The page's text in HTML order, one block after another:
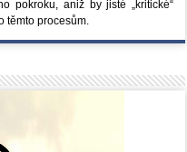
pokroku, aniž by jisté „kritické“
těmto procesům.